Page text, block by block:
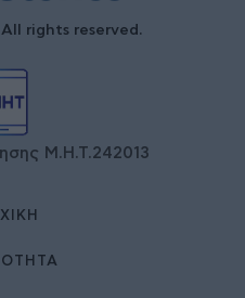
rights reserved.
Μ.Η.Τ.242013